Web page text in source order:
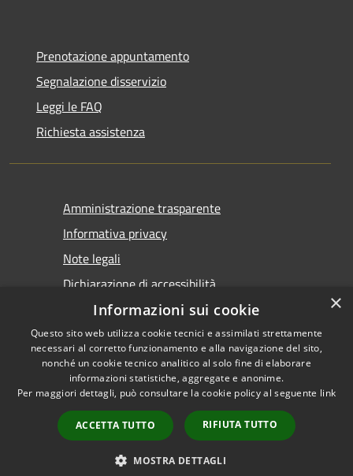
Prenotazione appuntamento
Segnalazione disservizio
Leggi le FAQ
Richiesta assistenza
Amministrazione trasparente
Informativa privacy
Note legali
Dichiarazione di accessibilità
Accessibilità
Copyright © 2026 • Comune di
Castel San Giovanni • Powered
byMunicipium
Accesso
redazione
×
Informazioni sui cookie
Questo sito web utilizza cookie tecnici e assimilati strettamente
necessari al corretto funzionamento e alla navigazione del sito,
nonché un cookie tecnico analitico al solo fine di elaborare
informazioni statistiche, aggregate e anonime.
Per maggiori dettagli, può consultare la cookie policy al seguente link
ACCETTA TUTTO RIFIUTA TUTTO
MOSTRA DETTAGLI